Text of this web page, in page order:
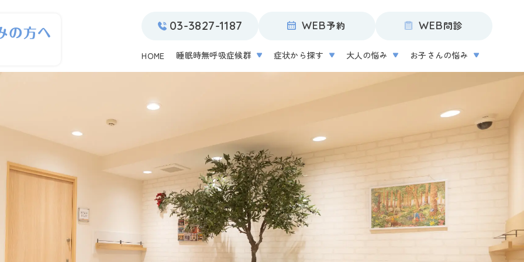
03-3827-1187 WEB予約 WEB問診
HOME 睡眠時無呼吸症候群 症状から探す 大人の悩み お子さんの悩み